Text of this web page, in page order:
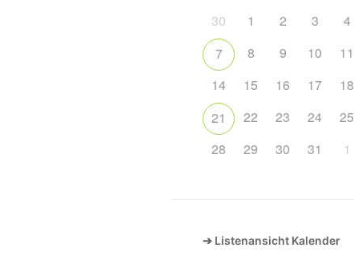
30
1 2 3 4
7
8 9 10 11
14
15 16 17 18
21
22 23 24 25
28
29 30 31 1
➔ Listenansicht Kalender